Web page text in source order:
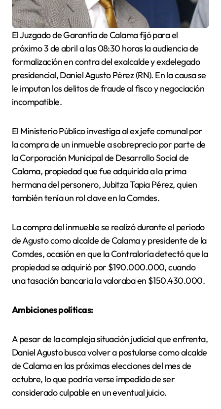
El Juzgado de Garantía de Calama fijó para el
próximo 3 de abril a las 08:30 horas la audiencia de
formalización en contra del exalcalde y exdelegado
presidencial, Daniel Agusto Pérez (RN). En la causa se
le imputan los delitos de fraude al fisco y negociación
incompatible.
El Ministerio Público investiga al ex jefe comunal por
la compra de un inmueble a sobreprecio por parte de
la Corporación Municipal de Desarrollo Social de
Calama, propiedad que fue adquirida a la prima
hermana del personero, Jubitza Tapia Pérez, quien
también tenía un rol clave en la Comdes.
La compra del inmueble se realizó durante el periodo
de Agusto como alcalde de Calama y presidente de la
Comdes, ocasión en que la Contraloría detectó que la
propiedad se adquirió por $190.000.000, cuando
una tasación bancaria la valoraba en $150.430.000.
Ambiciones políticas:
A pesar de la compleja situación judicial que enfrenta,
Daniel Agusto busca volver a postularse como alcalde
de Calama en las próximas elecciones del mes de
octubre, lo que podría verse impedido de ser
considerado culpable en un eventual juicio.